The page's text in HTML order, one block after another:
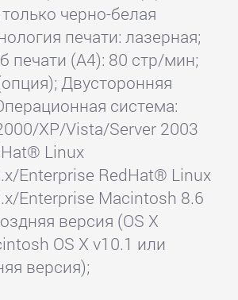
черно-белая
печати: лазерная;
печати (А4): 80 стр/мин;
Двусторонняя
система:
XP/Vista/Server 2003
Linux
Enterprise RedHat® Linux
Enterprise Macintosh 8.6
версия (OS X
OS X v10.1 или
версия);